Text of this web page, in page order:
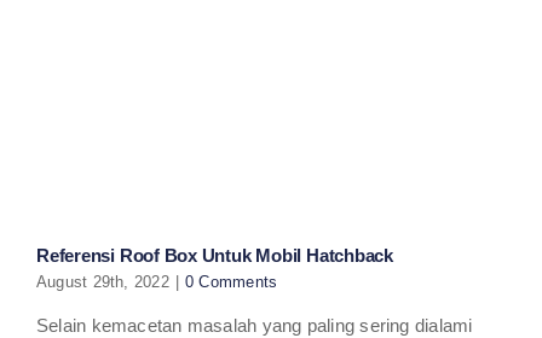
Referensi Roof Box Untuk Mobil Hatchback
August 29th, 2022 0 Comments
Selain kemacetan masalah yang paling sering dialami